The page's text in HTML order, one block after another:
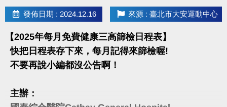
發佈日期 : 2024.12.16 來源 : 臺北市大安運動中心
【2025年每月免費健康三高篩檢日程表】
快把日程表存下來，每月記得來篩檢喔!
不要再說小編都沒公告啊！
主辦：